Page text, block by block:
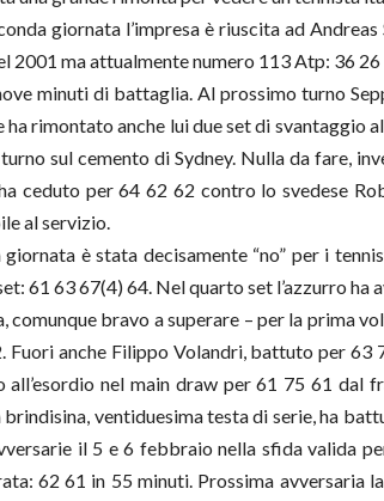
giornata l’impresa è riuscita ad
2001 ma attualmente numero 113 Atp: 36
minuti di battaglia. Al prossimo turno
ha rimontato anche lui due set di svantaggio
sul cemento di Sydney. Nulla da fare,
ceduto per 64 62 62 contro lo svedese
al servizio.
giornata è stata decisamente “no” per i
61 63 67(4) 64. Nel quarto set l’azzurro
comunque bravo a superare – per la prima
Fuori anche Filippo Volandri, battuto per 63
all’esordio nel main draw per 61 75 61 dal
brindisina, ventiduesima testa di serie, ha
il 5 e 6 febbraio nella sfida valida
62 61 in 55 minuti. Prossima avversaria